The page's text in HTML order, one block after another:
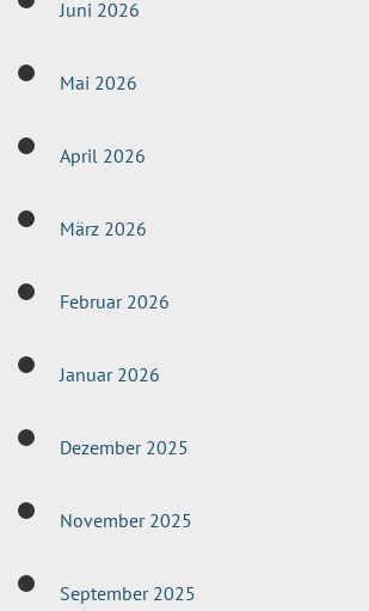
Juni 2026
Mai 2026
April 2026
März 2026
Februar 2026
Januar 2026
Dezember 2025
November 2025
September 2025